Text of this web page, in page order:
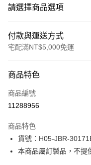
請選擇商品選項
付款與運送方式
宅配滿NT$5,000免運
信用卡一次付款
LINE Pay
街口支付
悠遊付
商品特色
商品編號
11288956
商品特色
貨號：H05-JBR-
本商品屬訂製品，不提